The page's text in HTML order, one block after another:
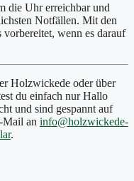
die Uhr erreichbar und
Notfällen. Mit den
wenn es darauf
Holzwickede oder über
du einfach nur Hallo
und sind gespannt auf
Mail an info@holzwickede-
.